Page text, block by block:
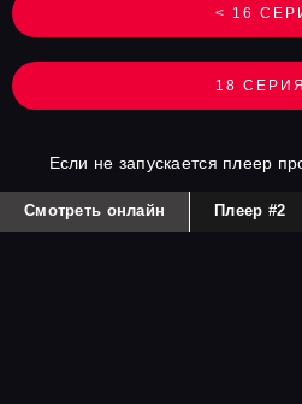
< 16
18
Если не запускается плеер
Смотреть онлайн Плеер #2